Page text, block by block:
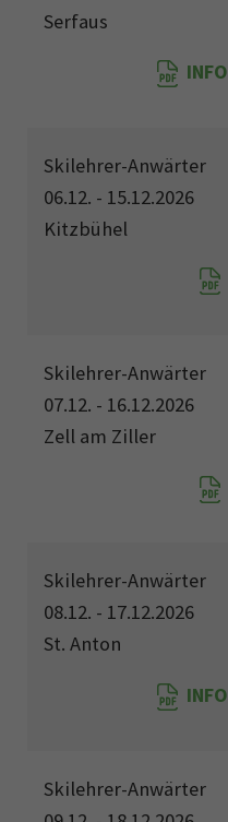
Serfaus
INFO
Skilehrer-Anwärter
06.12. - 15.12.2026
Kitzbühel
Skilehrer-Anwärter
07.12. - 16.12.2026
Zell am Ziller
Skilehrer-Anwärter
08.12. - 17.12.2026
St. Anton
INFO
Skilehrer-Anwärter